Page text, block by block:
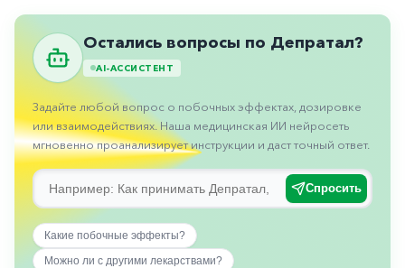
Противоопухолевые
Противоподагрические
Противорвотные
Противоэпилептические
Прочее
Сердечные
Остались вопросы по Депратал?
AI-АССИСТЕНТ
Задайте любой вопрос о побочных эффектах, дозировке
или взаимодействиях. Наша медицинская ИИ нейросеть
мгновенно проанализирует инструкции и даст точный ответ.
Спросить
Какие побочные эффекты?
Можно ли с другими лекарствами?